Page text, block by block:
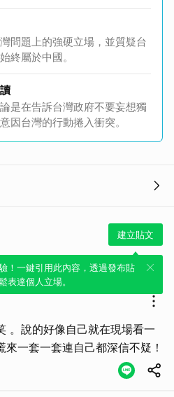
問題上的強硬立場，並質疑台
終屬於中國。
是在告訴台灣政府不要妄想獨
因台灣的行動捲入衝突。
建立貼文
！一鍵引用此內容，透過發布貼
表達個人立場。
。說的好像自己就在現場看一
一套一套連自己都深信不疑！